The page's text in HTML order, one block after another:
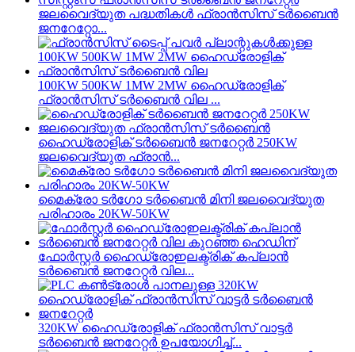
ജലവൈദ്യുത പദ്ധതികൾ ഫ്രാൻസിസ് ടർബൈൻ
ജനറേറ്റോ...
100KW 500KW 1MW 2MW ഹൈഡ്രോളിക്
ഫ്രാൻസിസ് ടർബൈൻ വില ...
ഹൈഡ്രോളിക് ടർബൈൻ ജനറേറ്റർ 250KW
ജലവൈദ്യുത ഫ്രാൻ...
മൈക്രോ ടർഗോ ടർബൈൻ മിനി ജലവൈദ്യുത
പരിഹാരം 20KW-50KW
ഫോർസ്റ്റർ ഹൈഡ്രോഇലക്ട്രിക് കപ്ലാൻ
ടർബൈൻ ജനറേറ്റർ വില...
320KW ഹൈഡ്രോളിക് ഫ്രാൻസിസ് വാട്ടർ
ടർബൈൻ ജനറേറ്റർ ഉപയോഗിച്ച്...